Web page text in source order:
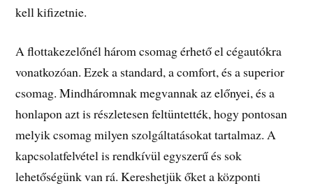
kell kifizetnie.
A flottakezelőnél három csomag érhető el cégautókra
vonatkozóan. Ezek a standard, a comfort, és a superior
csomag. Mindháromnak megvannak az előnyei, és a
honlapon azt is részletesen feltüntették, hogy pontosan
melyik csomag milyen szolgáltatásokat tartalmaz. A
kapcsolatfelvétel is rendkívül egyszerű és sok
lehetőségünk van rá. Kereshetjük őket a központi